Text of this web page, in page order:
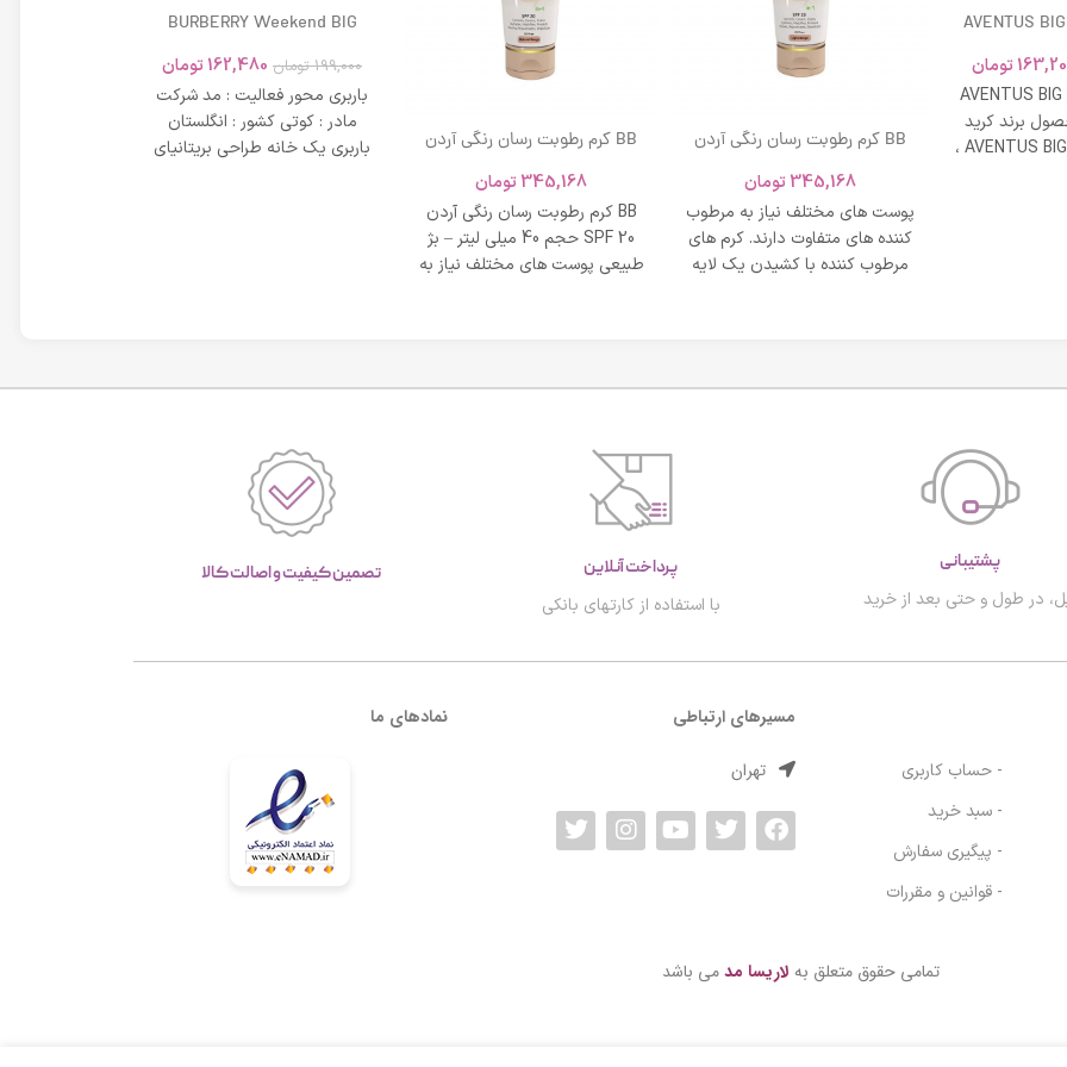
AVENTUS
تومان
AVENTUS
برند کرید
ادکلن AVENTUS BIG MODERN ،
BB کرم رطوبت رسان رنگی آردن
روشن
345,168تومان
پوست های مختلف نیاز به مرطوب
کننده های متفاوت دارند. کرم های
مرطوب کننده با کشیدن یک لایه
BB کرم رطوبت رسان رنگی آردن
طبیعی
345,168تومان
BB کرم رطوبت رسان رنگی آردن
SPF 20 حجم 40 میلی لیتر – بژ
طبیعی پوست های مختلف نیاز به
BURBERRY Weekend BIG
199,000 تومان 162,480تومان
باربری محور فعالیت : مد شرکت
مادر : کوتی کشور : انگلستان
باربری یک خانه طراحی بریتانیای
پشتیبانی
در طول و حتی بعد از خرید
پرداخت آنلاین
با استفاده از کارتهای بانکی
تصمین کیفیت و اصالت کالا
- حساب کاربری
- سبد خرید
- پیگیری سفارش
- قوانین و مقررات
مسیرهای ارتباطی
تهران
نمادهای ما
تمامی حقوق متعلق به لاریسا مدمی باشد